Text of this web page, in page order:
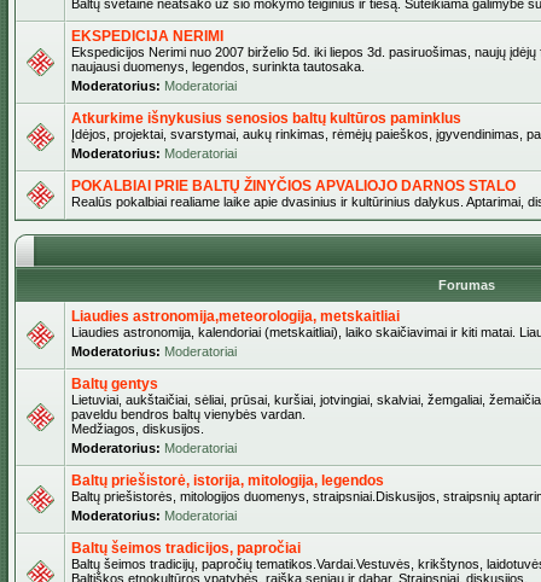
Baltų svetainė neatsako už šio mokymo teiginius ir tiesą. Suteikiama galimybė
EKSPEDICIJA NERIMI
Ekspedicijos Nerimi nuo 2007 birželio 5d. iki liepos 3d. pasiruošimas, naujų
naujausi duomenys, legendos, surinkta tautosaka.
Moderatorius: Moderatoriai
Atkurkime išnykusius senosios baltų kultūros paminklus
Įdėjos, projektai, svarstymai, aukų rinkimas, rėmėjų paieškos, įgyvendinimas,
Moderatorius: Moderatoriai
POKALBIAI PRIE BALTŲ ŽINYČIOS APVALIOJO DARNOS STALO
Realūs pokalbiai realiame laike apie dvasinius ir kultūrinius dalykus. Aptarimai,
Forumas
Liaudies astronomija,meteorologija, metskaitliai
Liaudies astronomija, kalendoriai (metskaitliai), laiko skaičiavimai ir kiti matai.
Moderatorius: Moderatoriai
Baltų gentys
Lietuviai, aukštaičiai, sėliai, prūsai, kuršiai, jotvingiai, skalviai, žemgaliai,
paveldu bendros baltų vienybės vardan.
Medžiagos, diskusijos.
Moderatorius: Moderatoriai
Baltų priešistorė, istorija, mitologija, legendos
Baltų priešistorės, mitologijos duomenys, straipsniai.Diskusijos, straipsnių
Moderatorius: Moderatoriai
Baltų šeimos tradicijos, papročiai
Baltų šeimos tradicijų, papročių tematikos.Vardai.Vestuvės, krikštynos,
Baltiškos etnokultūros ypatybės, raiška seniau ir dabar. Straipsniai, diskusijos.